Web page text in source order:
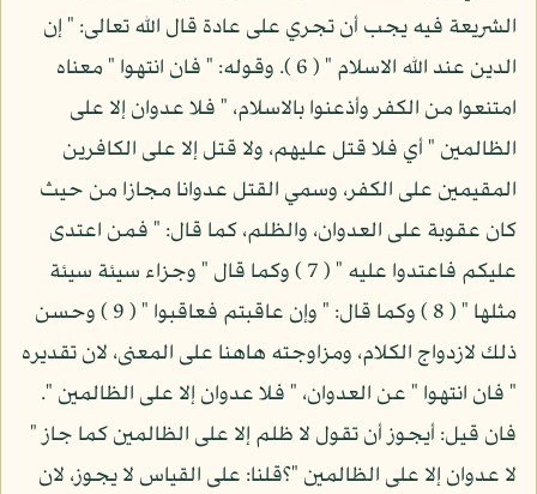
الشريعة فيه يجب أن تجري على عادة قال الله تعالى: " إن
الدين عند الله الاسلام " ( 6 ). وقوله: " فان انتهوا " معناه
امتنعوا من الكفر وأذعنوا بالاسلام، " فلا عدوان إلا على
الظالمين " أي فلا قتل عليهم، ولا قتل إلا على الكافرين
المقيمين على الكفر، وسمي القتل عدوانا مجازا من حيث
كان عقوبة على العدوان، والظلم، كما قال: " فمن اعتدى
عليكم فاعتدوا عليه " ( 7 ) وكما قال " وجزاء سيئة سيئة
مثلها " ( 8 ) وكما قال: " وإن عاقبتم فعاقبوا " ( 9 ) وحسن
ذلك لازدواج الكلام، ومزاوجته هاهنا على المعنى، لان تقديره
" فان انتهوا " عن العدوان، " فلا عدوان إلا على الظالمين ".
فان قيل: أيجوز أن تقول لا ظلم إلا على الظالمين كما جاز "
لا عدوان إلا على الظالمين "؟قلنا: على القياس لا يجوز، لان